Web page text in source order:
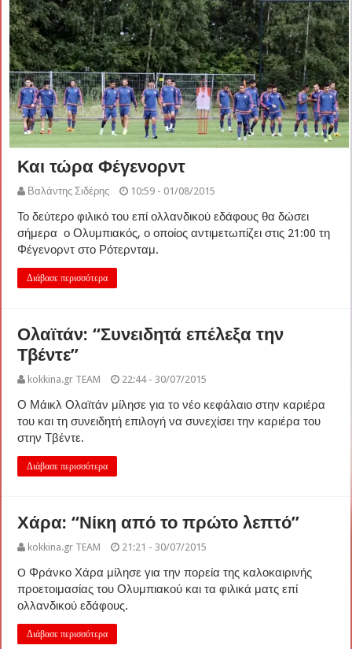
Και τώρα Φέγενορντ
Βαλάντης Σιδέρης 10:59 - 01/08/2015
Το δεύτερο φιλικό του επί ολλανδικού εδάφους θα δώσει
σήμερα ο Ολυμπιακός, ο οποίος αντιμετωπίζει στις 21:00 τη
Φέγενορντ στο Ρότερνταμ.
Διάβασε περισσότερα
Ολαϊτάν: “Συνειδητά επέλεξα την
Τβέντε”
kokkina.gr TEAM 22:44 - 30/07/2015
Ο Μάικλ Ολαϊτάν μίλησε για το νέο κεφάλαιο στην καριέρα
του και τη συνειδητή επιλογή να συνεχίσει την καριέρα του
στην Τβέντε.
Διάβασε περισσότερα
Χάρα: “Νίκη από το πρώτο λεπτό”
kokkina.gr TEAM 21:21 - 30/07/2015
O Φράνκο Χάρα μίλησε για την πορεία της καλοκαιρινής
προετοιμασίας του Ολυμπιακού και τα φιλικά ματς επί
ολλανδικού εδάφους.
Διάβασε περισσότερα